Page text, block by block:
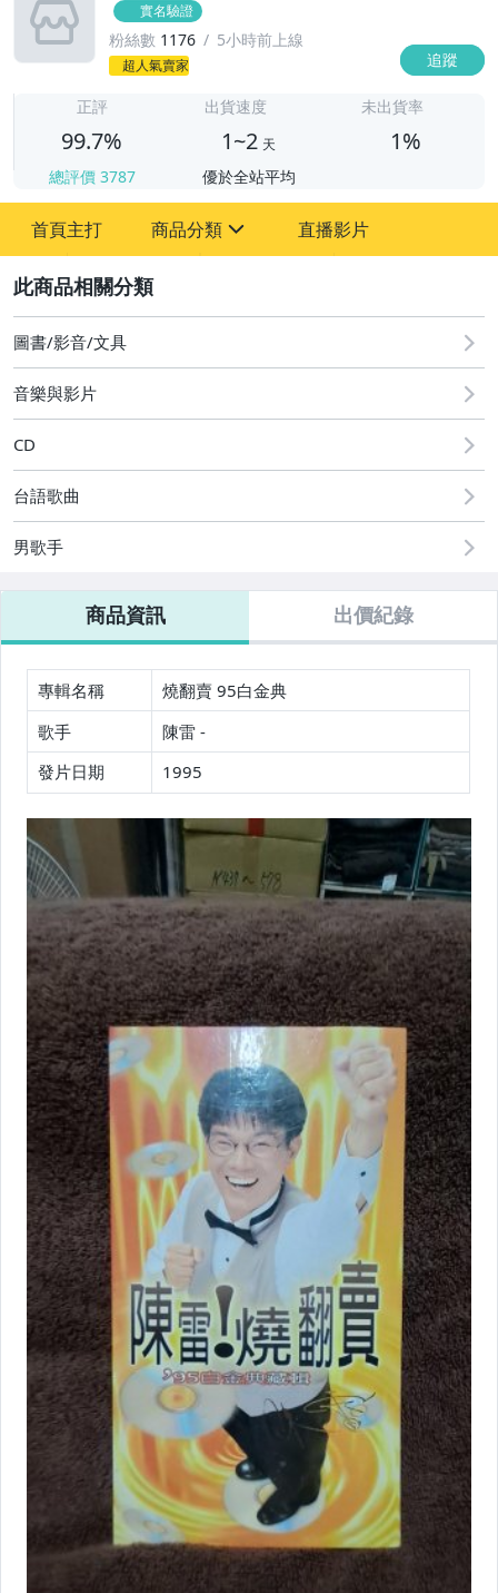
實名驗證
粉絲數 1176 5小時前上線
超人氣賣家 追蹤
正評
99.7%
總評價 3787
出貨速度
1~2 天
優於全站平均
未出貨率
1%
首頁主打 商品分類
其它
直播影片
圖書/影音/文具
音樂與影片
CD
台語歌曲
男歌手
商品資訊 出價紀錄
專輯名稱
燒翻賣 95白金典
歌手
陳雷 -
發片日期
1995